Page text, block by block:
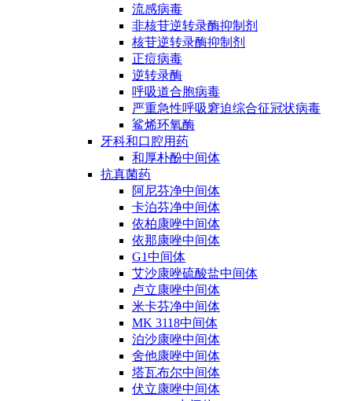
流感病毒
非核苷逆转录酶抑制剂
核苷逆转录酶抑制剂
正痘病毒
逆转录酶
呼吸道合胞病毒
严重急性呼吸窘迫综合征冠状病毒
鲨烯环氧酶
牙科和口腔用药
和厚朴酚中间体
抗真菌药
阿尼芬净中间体
卡泊芬净中间体
依柏康唑中间体
依那康唑中间体
G1中间体
艾沙康唑硫酸盐中间体
卢立康唑中间体
米卡芬净中间体
MK 3118中间体
泊沙康唑中间体
舍他康唑中间体
塔瓦布尔中间体
伏立康唑中间体